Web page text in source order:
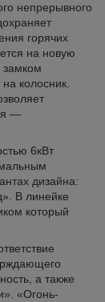
непрерывного
горячих
на новую
замком
колосник.
—
6кВт
дизайна:
В линейке
который
а также
«Огонь-